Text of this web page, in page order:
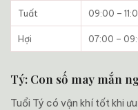
Tuất 09:00 –
Hợi 07:00 –
Tý: Con số may mắn
Tuổi Tý có vận khí tốt khi